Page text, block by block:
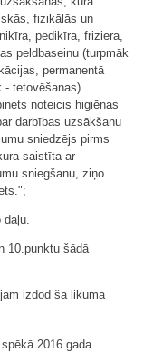
fizikālās un
pedikīra, friziera,
peldbaseinu (turpmāk
permanentā
- tetovēšanas)
noteicis higiēnas
darbības uzsākšanu
sniedzējs pirms
saistīta ar
sniegšanu, ziņo
daļu.
10.punktu šādā
izdod šā likuma
2016.gada